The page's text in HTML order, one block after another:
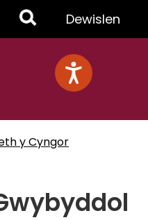
Toggle
Menu
Dewislen
y Cyngor